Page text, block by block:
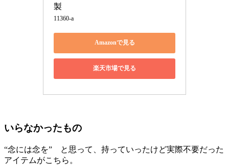
製
11360-a
Amazonで見る
楽天市場で見る
いらなかったもの
“念には念を” と思って、持っていったけど実際不要だった
アイテムがこちら。